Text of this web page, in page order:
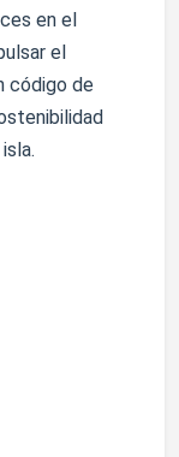
en el
el
código de